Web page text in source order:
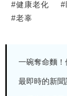
#健康老化 #
#老辜
一碗奪命麵
最即時的新